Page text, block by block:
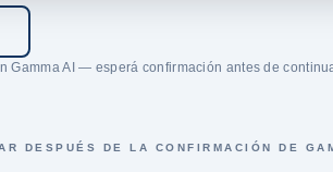
Gamma AI — esperá confirmación antes de
DESPUÉS DE LA CONFIRMACIÓN DE